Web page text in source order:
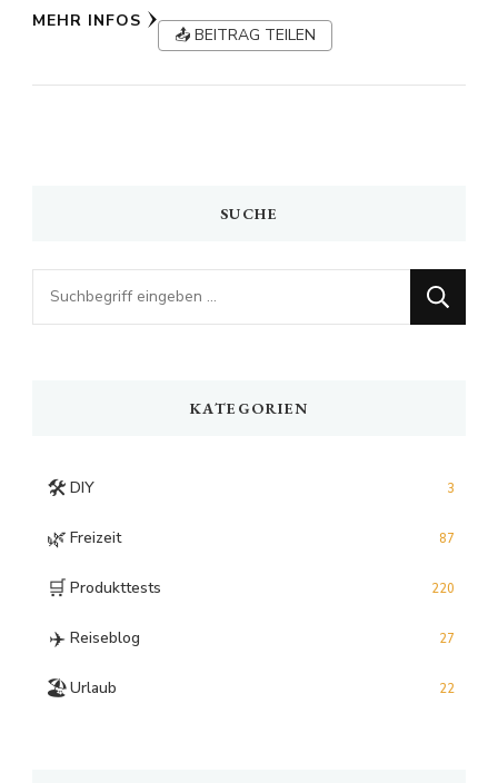
MEHR INFOS
📤 BEITRAG TEILEN
SUCHE
Looking
for
KATEGORIEN
🛠️ DIY 3
🌿 Freizeit 87
🛒 Produkttests 220
✈️ Reiseblog 27
🏖️Urlaub 22